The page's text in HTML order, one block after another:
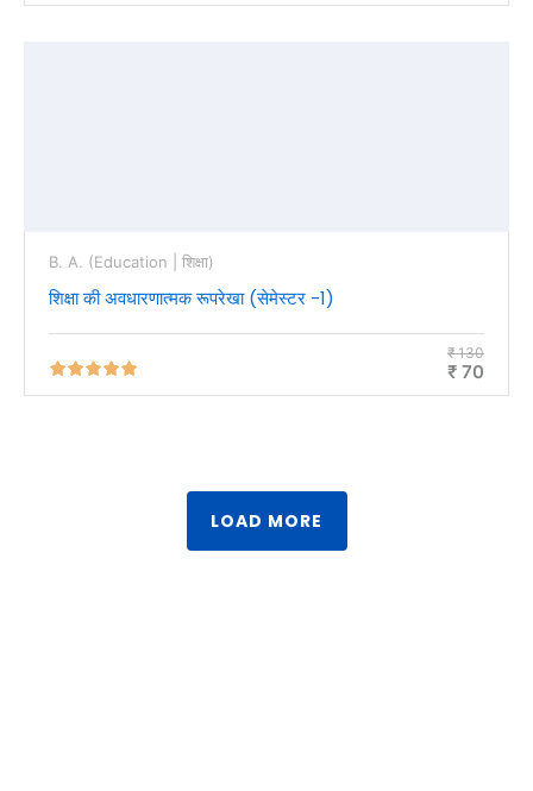
B. A. (Education | शिक्षा)
शिक्षा की अवधारणात्मक रूपरेखा (सेमेस्टर -1)
₹ 130
₹ 70
LOAD MORE